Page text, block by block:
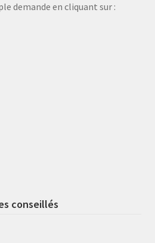
demande en cliquant sur :
conseillés